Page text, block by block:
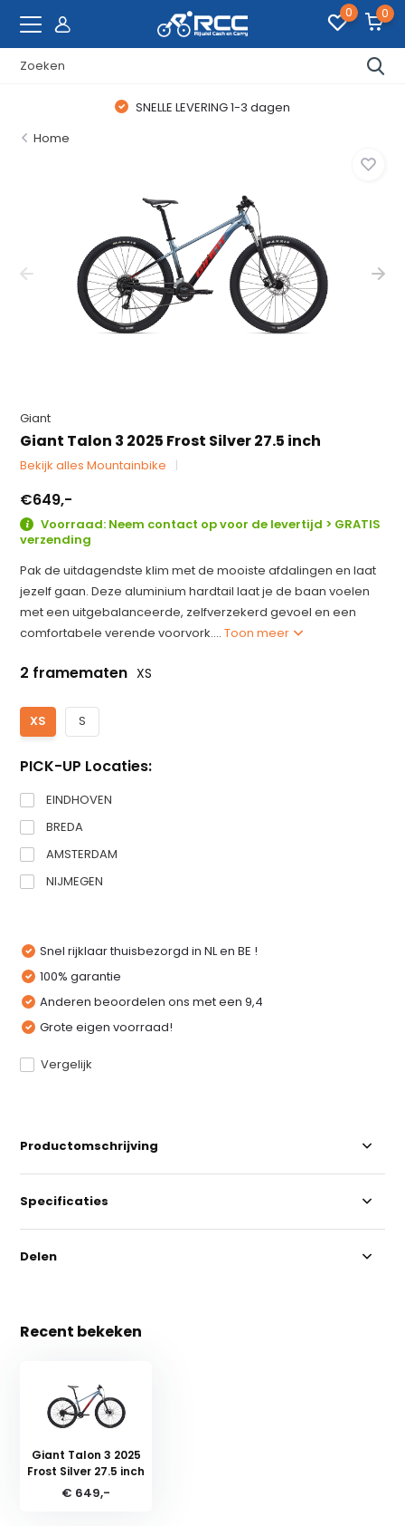
0 0
SNELLE LEVERING 1-3 dagen
Home
Giant
Giant Talon 3 2025 Frost Silver 27.5 inch
Bekijk alles Mountainbike
€649,-
Voorraad: Neem contact op voor de levertijd > GRATIS
verzending
Pak de uitdagendste klim met de mooiste afdalingen en laat
jezelf gaan. Deze aluminium hardtail laat je de baan voelen
met een uitgebalanceerde, zelfverzekerd gevoel en een
comfortabele verende voorvork....Toon meer
2 framematen XS
XS S
PICK-UP Locaties:
EINDHOVEN
BREDA
AMSTERDAM
NIJMEGEN
Snel rijklaar thuisbezorgd in NL en BE !
100% garantie
Anderen beoordelen ons met een 9,4
Grote eigen voorraad!
Vergelijk
Productomschrijving
Specificaties
Delen
Recent bekeken
Giant Talon 3 2025
Frost Silver 27.5 inch
€ 649,-